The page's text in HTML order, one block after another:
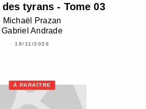
tyrans - Tome 03
Michaël Prazan
Gabriel Andrade
18/11/2026
À PARAÎTRE